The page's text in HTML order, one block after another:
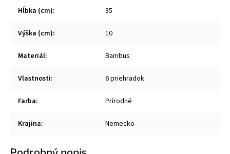
Hĺbka (cm): 35
Výška (cm): 10
Materiál: Bambus
Vlastnosti: 6 priehradok
Farba: Prírodné
Krajina: Nemecko